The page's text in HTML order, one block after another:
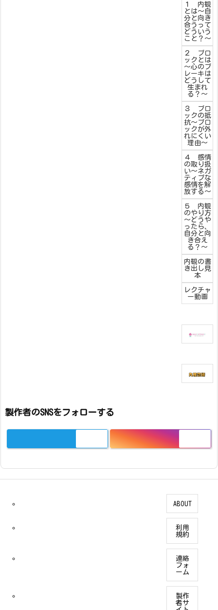
１ 内観
とは～自
分と向き
合うって
どういう
こと？～
２ ブロ
ックとは
～心のブ
レーキは
どうして
生まれ
る？～
３ ブロ
ックの抵
抗～ブロ
ックが外
れにくい
理由～
４ 感情
の取り扱
い～ネガ
ティブな
感情を解
放する～
５ 内観
のやり方
～どうや
ったら、
自分と向
き合え
る？～
内観の書
き出し見
本
レクチャ
ー動画
製作者のSNSをフォローする
ABOUT
利用
規約
連絡
フォ
ーム
製作
者サ